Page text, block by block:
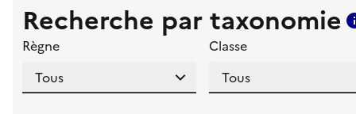
Recherche par taxonomie
Règne Classe